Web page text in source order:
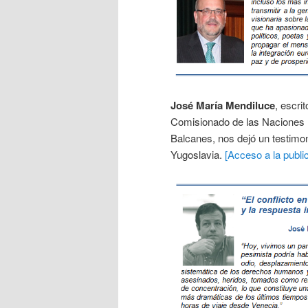
José María Mendiluce,
Comisionado de las
Balcanes, nos dejó un
Yugoslavia. [Acceso a la